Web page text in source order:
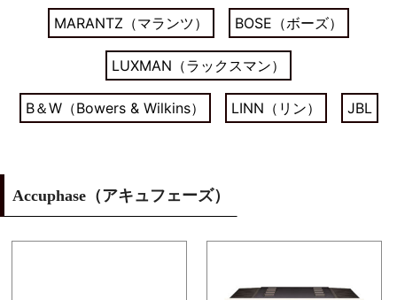
MARANTZ（マランツ） BOSE（ボーズ）
LUXMAN（ラックスマン）
B＆W（Bowers & Wilkins） LINN（リン） JBL
Accuphase（アキュフェーズ）